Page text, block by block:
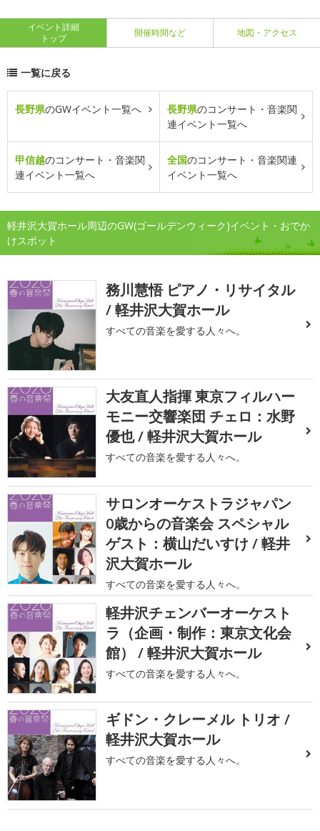
イベント詳細
トップ
開催時間など 地図・アクセス
一覧に戻る
長野県のGWイベント一覧へ 長野県のコンサート・音楽関
連イベント一覧へ
甲信越のコンサート・音楽関
連イベント一覧へ
全国のコンサート・音楽関連
イベント一覧へ
軽井沢大賀ホール周辺のGW(ゴールデンウィーク)イベント・おでか
けスポット
務川慧悟 ピアノ・リサイタル
/ 軽井沢大賀ホール
すべての音楽を愛する人々へ。
大友直人指揮 東京フィルハー
モニー交響楽団 チェロ：水野
優也 / 軽井沢大賀ホール
すべての音楽を愛する人々へ。
サロンオーケストラジャパン
0歳からの音楽会 スペシャル
ゲスト：横山だいすけ / 軽井
沢大賀ホール
すべての音楽を愛する人々へ。
軽井沢チェンバーオーケスト
ラ（企画・制作：東京文化会
館） / 軽井沢大賀ホール
すべての音楽を愛する人々へ。
ギドン・クレーメル トリオ /
軽井沢大賀ホール
すべての音楽を愛する人々へ。